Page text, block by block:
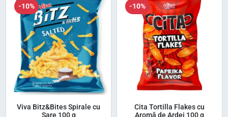
-10%
Viva Bitz&Bites Spirale cu
Sare 100 g
-10%
Cita Tortilla Flakes cu
Aromă de Ardei 100 g